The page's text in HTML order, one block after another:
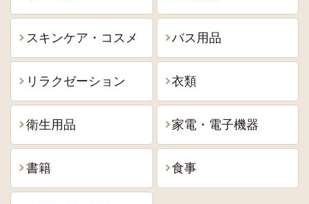
スキンケア・コスメ バス用品
リラクゼーション 衣類
衛生用品 家電・電子機器
書籍 食事